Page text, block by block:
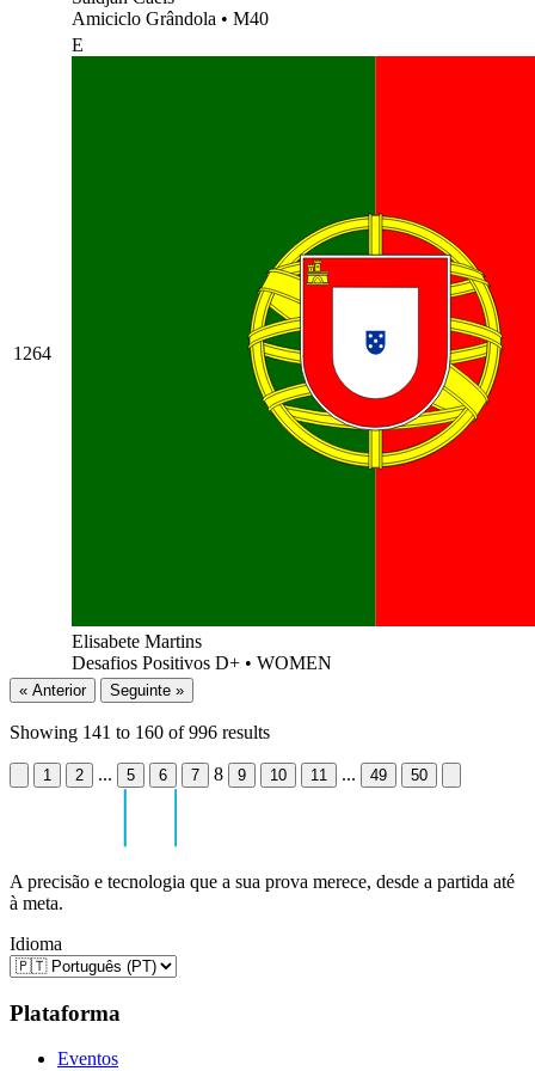
Amiciclo Grândola • M40
1264
E
Elisabete Martins
Desafios Positivos D+ • WOMEN
« Anterior Seguinte »
Showing 141 to 160 of 996 results
1 2 ... 5 6 7 8 9 10 11 ... 49 50
A precisão e tecnologia que a sua prova merece, desde a partida até
à meta.
Idioma
Plataforma
Eventos